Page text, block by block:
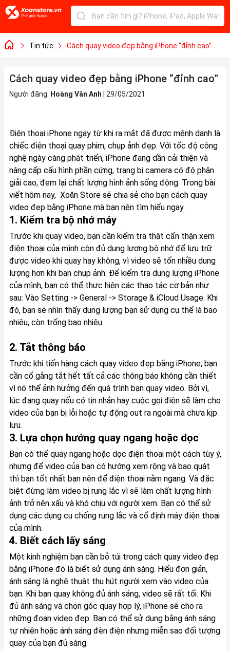
Tin tức Cách quay video đẹp bằng iPhone “đỉnh cao”
Cách quay video đẹp bằng iPhone “đỉnh cao”
Người đăng: Hoàng Vân Anh 29/05/2021
Điện thoại iPhone ngay từ khi ra mắt đã được mệnh danh là
chiếc điện thoại quay phim, chụp ảnh đẹp. Với tốc độ công
nghệ ngày càng phát triển, iPhone đang dần cải thiện và
nâng cấp cấu hình phần cứng, trang bị camera có độ phân
giải cao, đem lại chất lượng hình ảnh sống động. Trong bài
viết hôm nay, Xoăn Store sẽ chia sẻ cho bạn cách quay
video đẹp bằng iPhone mà bạn nên tìm hiểu ngay.
1. Kiểm tra bộ nhớ máy
Trước khi quay video, bạn cần kiểm tra thật cẩn thận xem
điện thoại của mình còn đủ dung lượng bộ nhớ để lưu trữ
được video khi quay hay không, vì video sẽ tốn nhiều dung
lượng hơn khi bạn chụp ảnh. Để kiểm tra dung lượng iPhone
của mình, bạn có thể thực hiện các thao tác cơ bản như
sau: Vào Setting -> General -> Storage & iCloud Usage. Khi
đó, bạn sẽ nhìn thấy dung lượng bạn sử dụng cụ thể là bao
nhiêu, còn trống bao nhiêu.
2. Tắt thông báo
Trước khi tiến hàng cách quay video đẹp bằng iPhone, bạn
cần cố gắng tắt hết tất cả các thông báo không cần thiết
vì nó thể ảnh hưởng đến quá trình bạn quay video. Bởi vì,
lúc đang quay nếu có tin nhắn hay cuộc gọi điện sẽ làm cho
video của bạn bị lỗi hoặc tự động out ra ngoài mà chưa kịp
lưu.
3. Lựa chọn hướng quay ngang hoặc dọc
Bạn có thể quay ngang hoặc dọc điện thoại một cách tùy ý,
nhưng để video của bạn có hướng xem rộng và bao quát
thì bạn tốt nhất bạn nên để điện thoại nằm ngang. Và đặc
biệt đừng làm video bị rung lắc vì sẽ làm chất lượng hình
ảnh trở nên xấu và khó chịu với người xem. Bạn có thể sử
dụng các dụng cụ chống rung lắc và cố định máy điện thoại
của mình.
4. Biết cách lấy sáng
Một kinh nghiệm bạn cần bỏ túi trong cách quay video đẹp
bằng iPhone đó là biết sử dụng ánh sáng. Hiểu đơn giản,
ánh sáng là nghệ thuật thu hút người xem vào video của
bạn. Khi bạn quay không đủ ánh sáng, video sẽ rất tối. Khi
đủ ánh sáng và chọn góc quay hợp lý, iPhone sẽ cho ra
những đoạn video đẹp. Bạn có thể sử dụng bằng ánh sáng
tự nhiên hoặc ánh sáng đèn điện nhưng miễn sao đối tượng
quay của bạn đủ sáng.